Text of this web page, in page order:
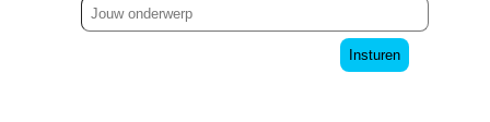
Insturen